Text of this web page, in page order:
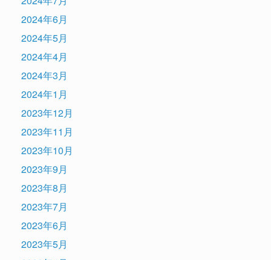
2024年6月
2024年5月
2024年4月
2024年3月
2024年1月
2023年12月
2023年11月
2023年10月
2023年9月
2023年8月
2023年7月
2023年6月
2023年5月